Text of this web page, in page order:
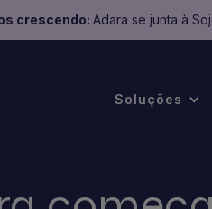
crescendo: Adara se junta à
Soluções